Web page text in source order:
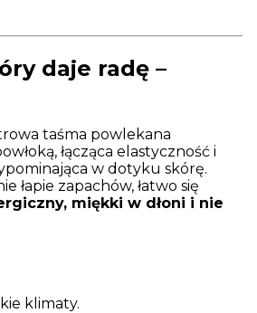
daje radę –
taśma powlekana
łącząca elastyczność i
w dotyku skórę.
łapie zapachów, łatwo się
miękki w dłoni i nie
klimaty.